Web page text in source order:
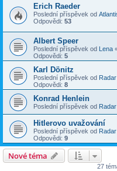
Erich Raeder
Poslední příspěvek od
Odpovědi: 53
Albert Speer
Poslední příspěvek od Lena
Odpovědi: 5
Karl Dönitz
Poslední příspěvek od Radar
Odpovědi: 8
Konrad Henlein
Poslední příspěvek od Radar
Hitlerovo uvažování
Poslední příspěvek od Radar
Odpovědi: 9
Nové téma
27